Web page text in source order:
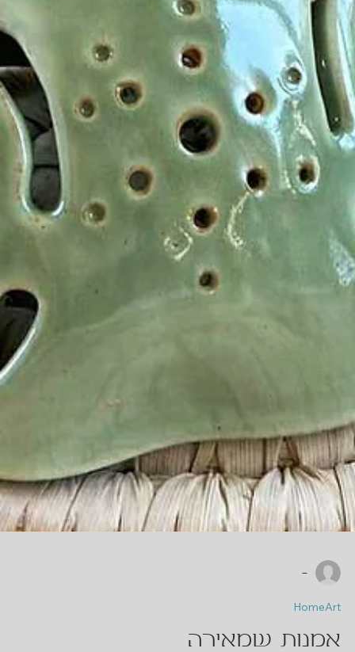
עיצוב פנים - ציורים
ומה שהם מכניסים
לבית שלנו
הבית שלנו ראוי ליותר לאמנות
שנבחרה בקפידה, שנוצרה
בידיים אמיתיות, עם לב פתוח.
אני מאמינה בבחירה בציורים
מקוריים, שנולדו מתוך
השראה וחיים ובמיוחד מתוך
החיבור לאמנים מהאזור שלנו,
HomeArt
-
HomeArt